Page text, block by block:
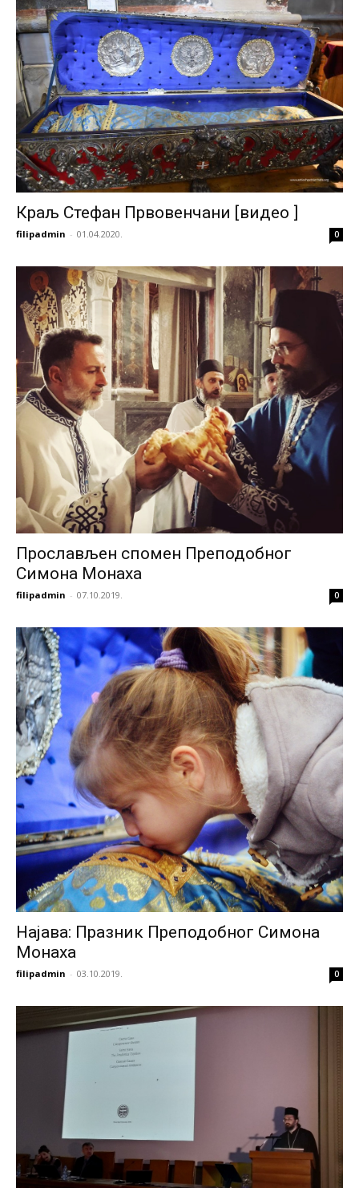
Краљ Стефан Првовенчани [видео ]
filipadmin - 01.04.2020. 0
Прослављен спомен Преподобног
Симона Монаха
filipadmin - 07.10.2019. 0
Најава: Празник Преподобног Симона
Монаха
filipadmin - 03.10.2019. 0